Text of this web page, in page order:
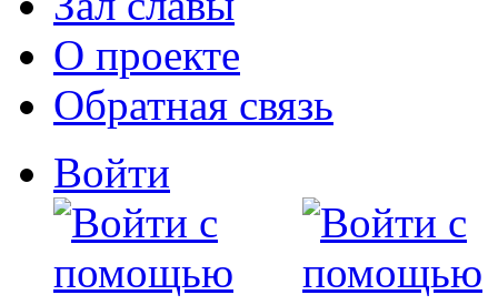
О проекте
Обратная связь
Войти